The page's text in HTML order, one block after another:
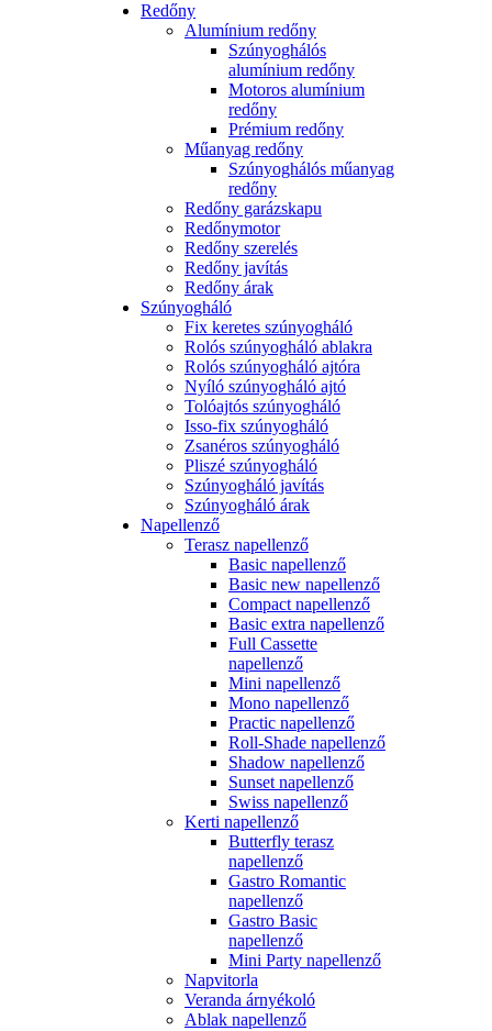
Redőny
Alumínium redőny
Szúnyoghálós
alumínium redőny
Motoros alumínium
redőny
Prémium redőny
Műanyag redőny
Szúnyoghálós műanyag
redőny
Redőny garázskapu
Redőnymotor
Redőny szerelés
Redőny javítás
Redőny árak
Szúnyogháló
Fix keretes szúnyogháló
Rolós szúnyogháló ablakra
Rolós szúnyogháló ajtóra
Nyíló szúnyogháló ajtó
Tolóajtós szúnyogháló
Isso-fix szúnyogháló
Zsanéros szúnyogháló
Pliszé szúnyogháló
Szúnyogháló javítás
Szúnyogháló árak
Napellenző
Terasz napellenző
Basic napellenző
Basic new napellenző
Compact napellenző
Basic extra napellenző
Full Cassette
napellenző
Mini napellenző
Mono napellenző
Practic napellenző
Roll-Shade napellenző
Shadow napellenző
Sunset napellenző
Swiss napellenző
Kerti napellenző
Butterfly terasz
napellenző
Gastro Romantic
napellenző
Gastro Basic
napellenző
Mini Party napellenző
Napvitorla
Veranda árnyékoló
Ablak napellenző